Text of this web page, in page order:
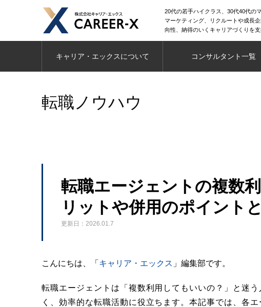
20代の若手ハイクラス、30代40代の
マーケティング、リクルートや成長
向性、納得のいくキャリアづくりを
キャリア・エックスについて コンサルタント一覧
転職ノウハウ
転職エージェントの複数
リットや併用のポイント
更新日：2026.01.7
こんにちは、「 キャリア・エックス 」編集部です。
転職エージェントは「複数利用してもいいの？」と迷
く、効率的な転職活動に役立ちます。本記事では、各